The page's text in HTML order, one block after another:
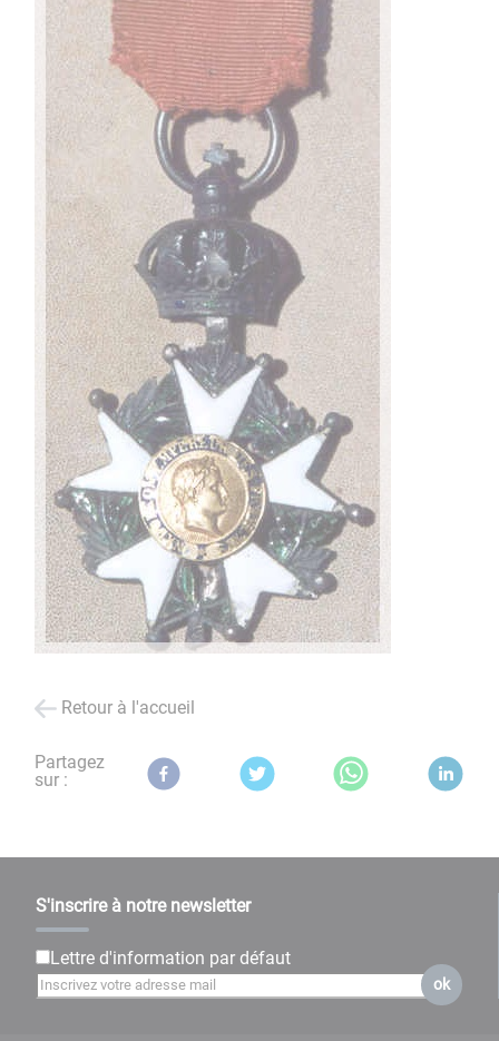
Retour à l'accueil
Partagez
sur :
S'inscrire à notre newsletter
Lettre d'information par défaut
ok